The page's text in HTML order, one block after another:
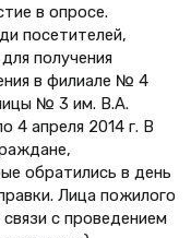
в опросе.
посетителей,
получения
в филиале № 4
№ 3 им. В.А.
4 апреля 2014 г. В
обратились в день
Лица пожилого
с проведением